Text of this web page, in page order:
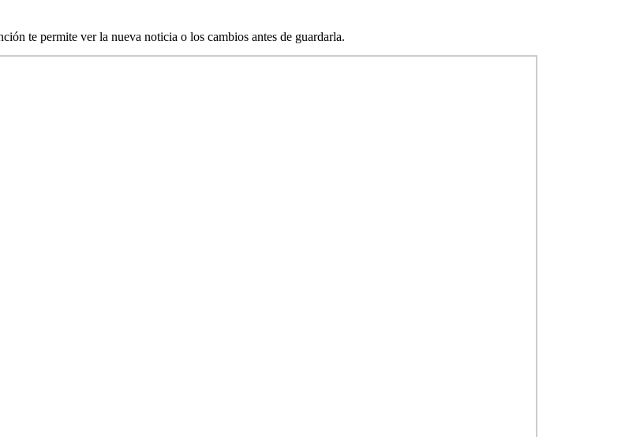
te permite ver la nueva noticia o los cambios antes de guardarla.